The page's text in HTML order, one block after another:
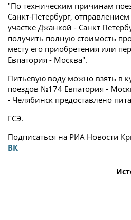
"По техническим причинам
Санкт-Петербург,
участке Джанкой - Санкт
получить полную стоимость
месту его приобретения или
Евпатория - Москва".
Питьевую воду можно взять в
поездов №174 Евпатория -
- Челябинск предоставлено
ГСЭ.
Подписаться на РИА Новости
ВК